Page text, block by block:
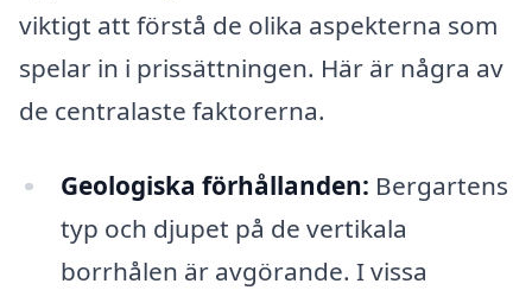
viktigt att förstå de olika aspekterna som
spelar in i prissättningen. Här är några av
de centralaste faktorerna.
Geologiska förhållanden: Bergartens
typ och djupet på de vertikala
borrhålen är avgörande. I vissa